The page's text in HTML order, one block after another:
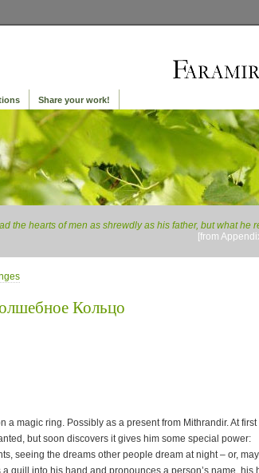
Share your work!
the hearts of men as shrewdly as his father, but what he
[from
Кольцо
a magic ring. Possibly as a present from Mithrandir. At first
but soon discovers it gives him some special power:
seeing the dreams other people dream at night – or,
quill into his hand and pronounces a person’s name, his